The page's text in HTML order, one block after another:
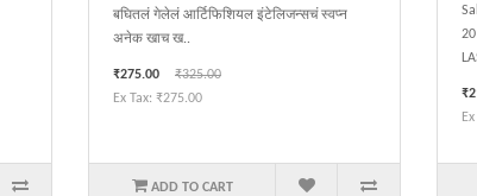
बघितलं गेलेलं आर्टिफिशियल इंटेलिजन्सचं स्वप्न
अनेक खाच ख..
₹275.00
₹325.00
Ex Tax: ₹275.00
ADD TO CART